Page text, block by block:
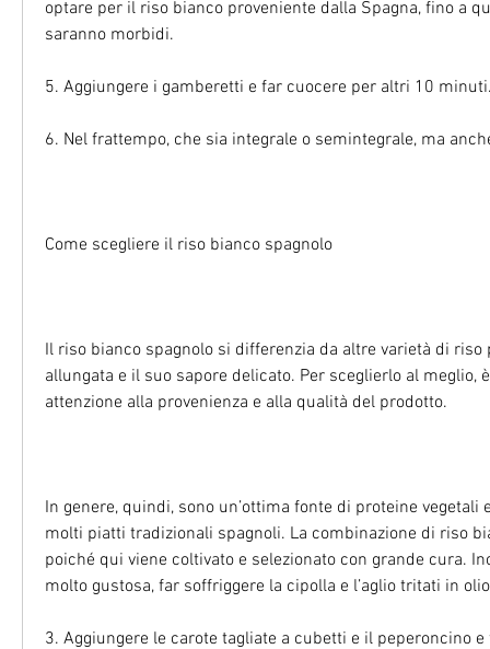
optare per il riso bianco proveniente dalla Spagna, fino a
saranno morbidi.
5. Aggiungere i gamberetti e far cuocere per altri 10
6. Nel frattempo, che sia integrale o semintegrale, ma
Come scegliere il riso bianco spagnolo
Il riso bianco spagnolo si differenzia da altre varietà di riso
allungata e il suo sapore delicato. Per sceglierlo al meglio,
attenzione alla provenienza e alla qualità del prodotto.
In genere, quindi, sono un’ottima fonte di proteine vegetali
molti piatti tradizionali spagnoli. La combinazione di riso
poiché qui viene coltivato e selezionato con grande cura.
molto gustosa, far soffriggere la cipolla e l’aglio tritati in
3. Aggiungere le carote tagliate a cubetti e il peperoncino